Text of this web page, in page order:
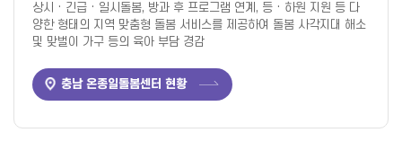
상시 · 긴급 · 일시돌봄, 방과 후 프로그램 연계, 등 · 하원 지원 등 다
양한 형태의 지역 맞춤형 돌봄 서비스를 제공하여 돌봄 사각지대 해소
및 맞벌이 가구 등의 육아 부담 경감
충남 온종일돌봄센터 현황